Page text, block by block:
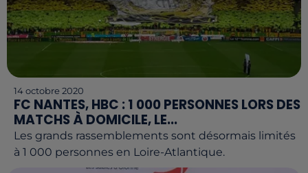
14 octobre 2020
FC NANTES, HBC : 1 000 PERSONNES LORS DES
MATCHS À DOMICILE, LE...
Les grands rassemblements sont désormais limités
à 1 000 personnes en Loire-Atlantique.